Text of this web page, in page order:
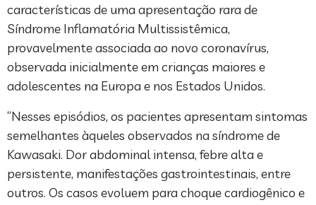
características de uma apresentação rara de
Síndrome Inflamatória Multissistêmica,
provavelmente associada ao novo coronavírus,
observada inicialmente em crianças maiores e
adolescentes na Europa e nos Estados Unidos.
“Nesses episódios, os pacientes apresentam sintomas
semelhantes àqueles observados na síndrome de
Kawasaki. Dor abdominal intensa, febre alta e
persistente, manifestações gastrointestinais, entre
outros. Os casos evoluem para choque cardiogênico e